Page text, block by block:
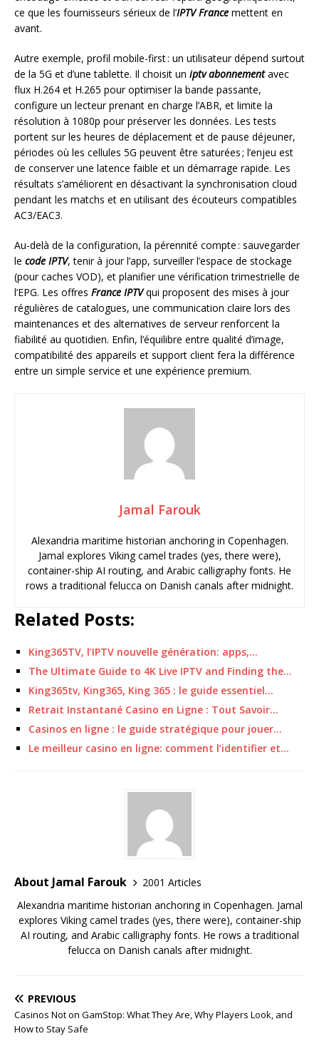
ce que les fournisseurs sérieux de l’IPTV France mettent en
avant.
Autre exemple, profil mobile-first : un utilisateur dépend surtout
de la 5G et d’une tablette. Il choisit un iptv abonnementavec
flux H.264 et H.265 pour optimiser la bande passante,
configure un lecteur prenant en charge l’ABR, et limite la
résolution à 1080p pour préserver les données. Les tests
portent sur les heures de déplacement et de pause déjeuner,
périodes où les cellules 5G peuvent être saturées ; l’enjeu est
de conserver une latence faible et un démarrage rapide. Les
résultats s’améliorent en désactivant la synchronisation cloud
pendant les matchs et en utilisant des écouteurs compatibles
AC3/EAC3.
Au-delà de la configuration, la pérennité compte : sauvegarder
le code IPTV, tenir à jour l’app, surveiller l’espace de stockage
(pour caches VOD), et planifier une vérification trimestrielle de
l’EPG. Les offres France IPTVqui proposent des mises à jour
régulières de catalogues, une communication claire lors des
maintenances et des alternatives de serveur renforcent la
fiabilité au quotidien. Enfin, l’équilibre entre qualité d’image,
compatibilité des appareils et support client fera la différence
entre un simple service et une expérience premium.
Jamal Farouk
Alexandria maritime historian anchoring in Copenhagen.
Jamal explores Viking camel trades (yes, there were),
container-ship AI routing, and Arabic calligraphy fonts. He
rows a traditional felucca on Danish canals after midnight.
Related Posts:
King365TV, l’IPTV nouvelle génération: apps,…
The Ultimate Guide to 4K Live IPTV and Finding the…
King365tv, King365, King 365 : le guide essentiel…
Retrait Instantané Casino en Ligne : Tout Savoir…
Casinos en ligne : le guide stratégique pour jouer…
Le meilleur casino en ligne: comment l’identifier et…
About Jamal Farouk
2001 Articles
Alexandria maritime historian anchoring in Copenhagen. Jamal
explores Viking camel trades (yes, there were), container-ship
AI routing, and Arabic calligraphy fonts. He rows a traditional
felucca on Danish canals after midnight.
PREVIOUS
Casinos Not on GamStop: What They Are, Why Players Look, and
How to Stay Safe